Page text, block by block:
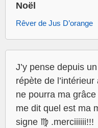
Noël
Rêver de Jus D’orange
J’y pense depuis
répète de
ne pourra ma
me dit quel est ma
signe ♍️ .merciiiiii!!!